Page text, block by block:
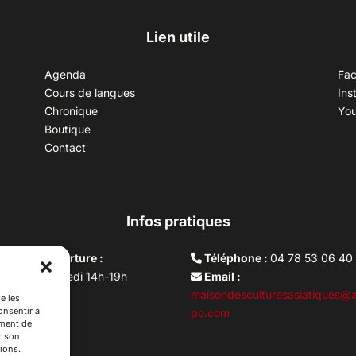
les
à
de
son
Lien utile
Agenda
Cours de langues
Chronique
Boutique
Contact
Infos pratiques
d’ouverture :
au vendredi 14h-19h
10h –17h
lundi
Téléphone :04 78 53 06 40
Email :
po.com